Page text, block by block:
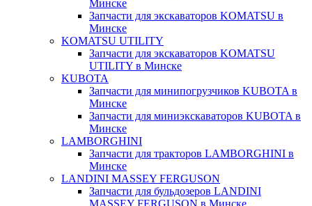
Минске
Запчасти для экскаваторов KOMATSU в
Минске
KOMATSU UTILITY
Запчасти для экскаваторов KOMATSU
UTILITY в Минске
KUBOTA
Запчасти для минипогрузчиков KUBOTA в
Минске
Запчасти для миниэкскаваторов KUBOTA в
Минске
LAMBORGHINI
Запчасти для тракторов LAMBORGHINI в
Минске
LANDINI MASSEY FERGUSON
Запчасти для бульдозеров LANDINI
MASSEY FERGUSON в Минске